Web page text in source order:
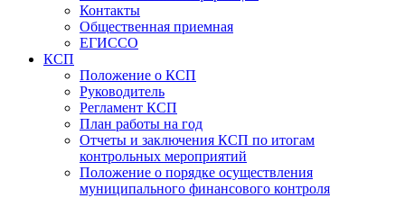
Контакты
Общественная приемная
ЕГИССО
КСП
Положение о КСП
Руководитель
Регламент КСП
План работы на год
Отчеты и заключения КСП по итогам
контрольных мероприятий
Положение о порядке осуществления
муниципального финансового контроля